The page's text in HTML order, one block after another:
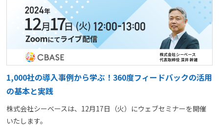
よくある質問
資料請求(無料) お見積もり依頼
1,000社の導入事例から学ぶ！360度フィードバックの活用
の基本と実践
株式会社シーベースは、12月17日（火）にウェブセミナーを開催
いたします。